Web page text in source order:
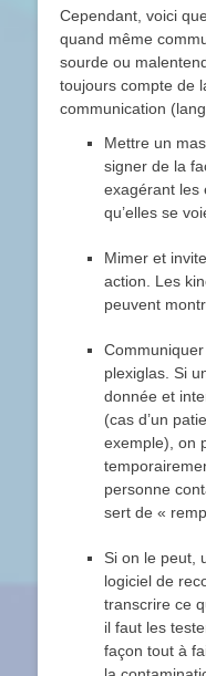
Cependant, voici
quand même
sourde ou
toujours compte de
communication
Mettre un
signer de la
exagérant les
qu’elles se
Mimer et
action. Les
peuvent
Communiquer
plexiglas. Si
donnée et
(cas d’un
exemple), on
personne
sert de «
Si on le peut,
logiciel de
transcrire ce
il faut les
façon tout à